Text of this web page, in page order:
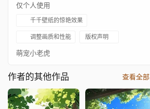
仅个人使用
千千壁纸的惊艳效果
调整画质和性能 版权声明
萌宠小老虎
作者的其他作品 查看全部